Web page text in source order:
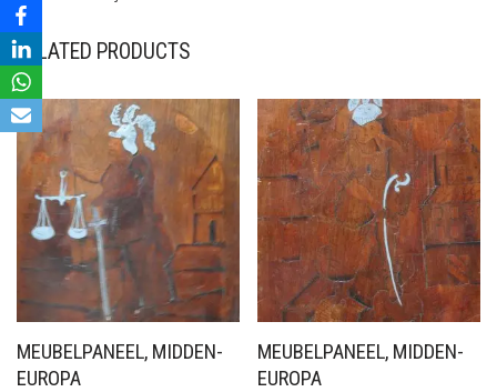
RELATED PRODUCTS
MEUBELPANEEL, MIDDEN-
EUROPA
MEUBELPANEEL, MIDDEN-
EUROPA